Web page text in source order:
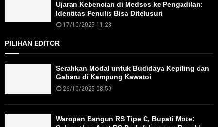
Ujaran Kebencian di Medsos ke Pengadilan:
Identitas Penulis Bisa Ditelusuri
17/10/2025 11:28
PILIHAN EDITOR
Serahkan Modal untuk Budidaya Kepiting dan
Gaharu di Kampung Kawatoi
26/10/2025 08:50
Waropen Bangun RS Tipe C, Bupati Mote: